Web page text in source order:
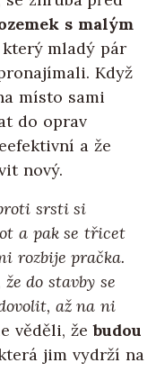
s malým
který mladý pár
Když
místo sami
do oprav
a že
nový.
srsti si
a pak se třicet
rozbije pračka.
do stavby se
až na ni
věděli, že budou
jim vydrží na